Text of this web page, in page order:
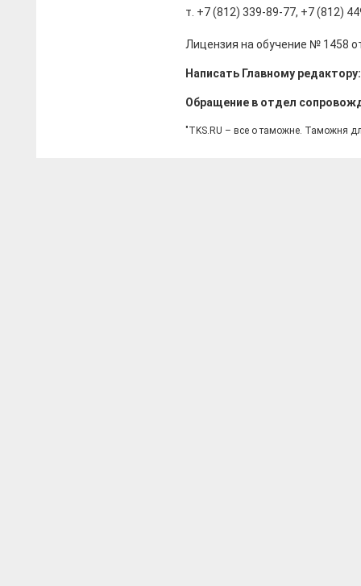
т. +7 (812) 339-89-77, +7 (812)
Лицензия на обучение № 1458
Написать Главному
Обращение в отдел
"TKS.RU – все о таможне. Таможня